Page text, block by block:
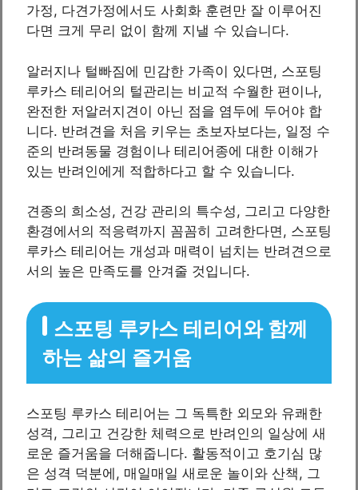
가정, 다견가정에서도 사회화 훈련만 잘 이루어진
다면 크게 무리 없이 함께 지낼 수 있습니다.
알러지나 털빠짐에 민감한 가족이 있다면, 스포팅
루카스 테리어의 털관리는 비교적 수월한 편이나,
완전한 저알러지견이 아닌 점을 염두에 두어야 합
니다. 반려견을 처음 키우는 초보자보다는, 일정 수
준의 반려동물 경험이나 테리어종에 대한 이해가
있는 반려인에게 적합하다고 할 수 있습니다.
견종의 희소성, 건강 관리의 특수성, 그리고 다양한
환경에서의 적응력까지 꼼꼼히 고려한다면, 스포팅
루카스 테리어는 개성과 매력이 넘치는 반려견으로
서의 높은 만족도를 안겨줄 것입니다.
스포팅 루카스 테리어와 함께
하는 삶의 즐거움
스포팅 루카스 테리어는 그 독특한 외모와 유쾌한
성격, 그리고 건강한 체력으로 반려인의 일상에 새
로운 즐거움을 더해줍니다. 활동적이고 호기심 많
은 성격 덕분에, 매일매일 새로운 놀이와 산책, 그